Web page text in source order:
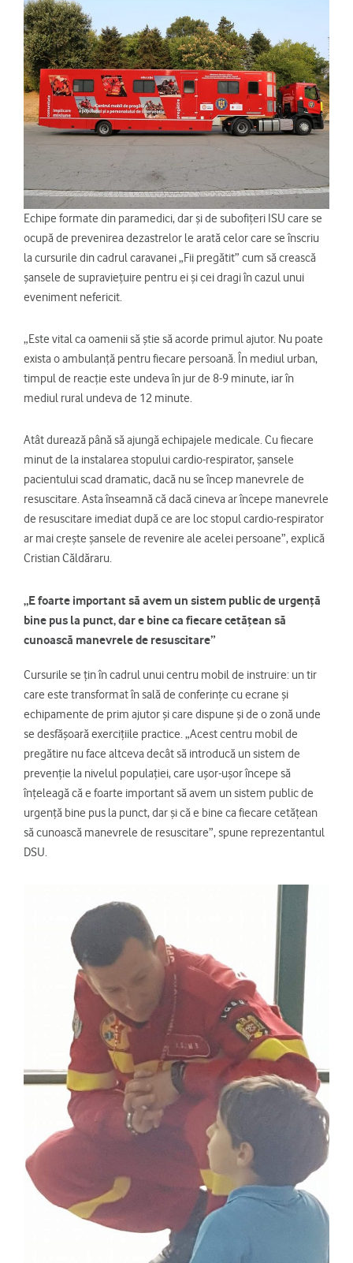
Echipe formate din paramedici, dar și de subofițeri ISU care se
ocupă de prevenirea dezastrelor le arată celor care se înscriu
la cursurile din cadrul caravanei „Fii pregătit” cum să crească
șansele de supraviețuire pentru ei și cei dragi în cazul unui
eveniment nefericit.
„Este vital ca oamenii să știe să acorde primul ajutor. Nu poate
exista o ambulanță pentru fiecare persoană. În mediul urban,
timpul de reacție este undeva în jur de 8-9 minute, iar în
mediul rural undeva de 12 minute.
Atât durează până să ajungă echipajele medicale. Cu fiecare
minut de la instalarea stopului cardio-respirator, șansele
pacientului scad dramatic, dacă nu se încep manevrele de
resuscitare. Asta înseamnă că dacă cineva ar începe manevrele
de resuscitare imediat după ce are loc stopul cardio-respirator
ar mai crește șansele de revenire ale acelei persoane”, explică
Cristian Căldăraru.
„E foarte important să avem un sistem public de urgență
bine pus la punct, dar e bine ca fiecare cetățean să
cunoască manevrele de resuscitare”
Cursurile se țin în cadrul unui centru mobil de instruire: un tir
care este transformat în sală de conferințe cu ecrane și
echipamente de prim ajutor și care dispune și de o zonă unde
se desfășoară exercițiile practice. „Acest centru mobil de
pregătire nu face altceva decât să introducă un sistem de
prevenție la nivelul populației, care ușor-ușor începe să
înțeleagă că e foarte important să avem un sistem public de
urgență bine pus la punct, dar și că e bine ca fiecare cetățean
să cunoască manevrele de resuscitare”, spune reprezentantul
DSU.